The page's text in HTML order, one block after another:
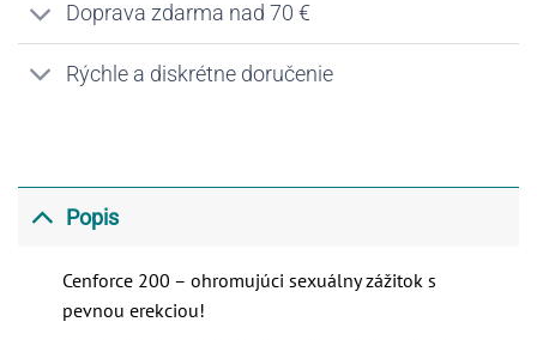
Doprava zdarma nad 70 €
Rýchle a diskrétne doručenie
Popis
Cenforce 200 – ohromujúci sexuálny zážitok s
pevnou erekciou!